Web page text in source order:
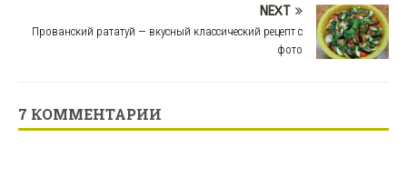
NEXT
Прованский рататуй — вкусный классический рецепт с
фото
7 КОММЕНТАРИИ